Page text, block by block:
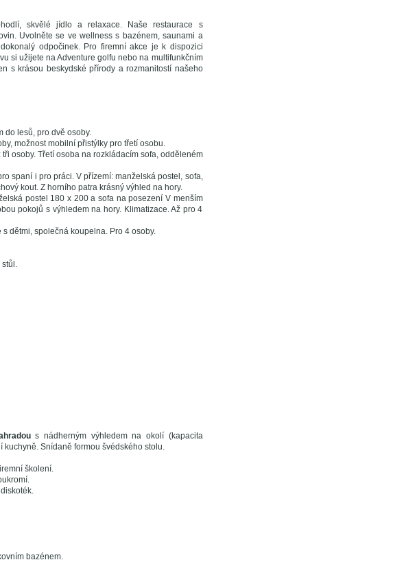
skvělé jídlo a relaxace. Naše restaurace s
Uvolněte se ve wellness s bazénem, saunami a
odpočinek. Pro firemní akce je k dispozici
si užijete na Adventure golfu nebo na multifunkčním
s krásou beskydské přírody a rozmanitostí našeho
do lesů, pro dvě osoby.
možnost mobilní přistýlky pro třetí osobu.
osoby. Třetí osoba na rozkládacím sofa, odděleném
spaní i pro práci. V přízemí: manželská postel, sofa,
kout. Z horního patra krásný výhled na hory.
postel 180 x 200 a sofa na posezení V menším
pokojů s výhledem na hory. Klimatizace. Až pro 4
dětmi, společná koupelna. Pro 4 osoby.
stůl.
s nádherným výhledem na okolí (kapacita
Snídaně formou švédského stolu.
školení.
bazénem.